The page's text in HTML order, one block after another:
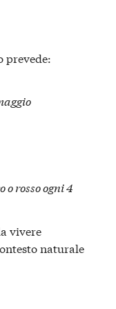
prevede:
rosso ogni 4
vivere
naturale